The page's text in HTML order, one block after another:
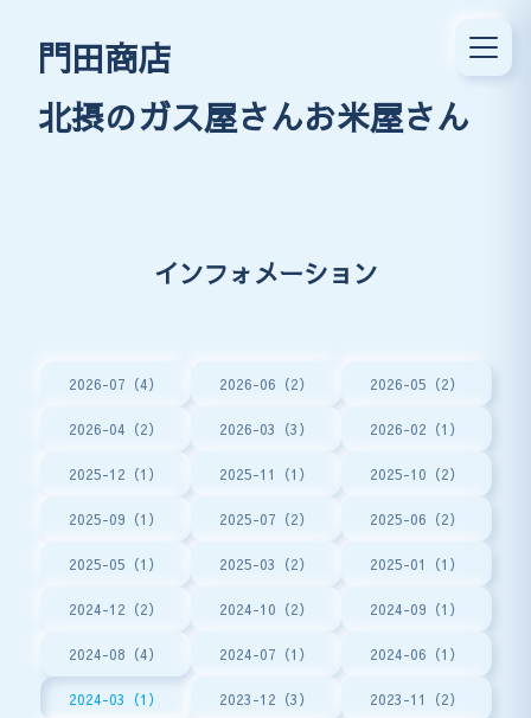
門田商店
北摂のガス屋さんお米屋さん
インフォメーション
2026-07（4） 2026-06（2） 2026-05（2）
2026-04（2） 2026-03（3） 2026-02（1）
2025-12（1） 2025-11（1） 2025-10（2）
2025-09（1） 2025-07（2） 2025-06（2）
2025-05（1） 2025-03（2） 2025-01（1）
2024-12（2） 2024-10（2） 2024-09（1）
2024-08（4） 2024-07（1） 2024-06（1）
2024-03（1） 2023-12（3） 2023-11（2）